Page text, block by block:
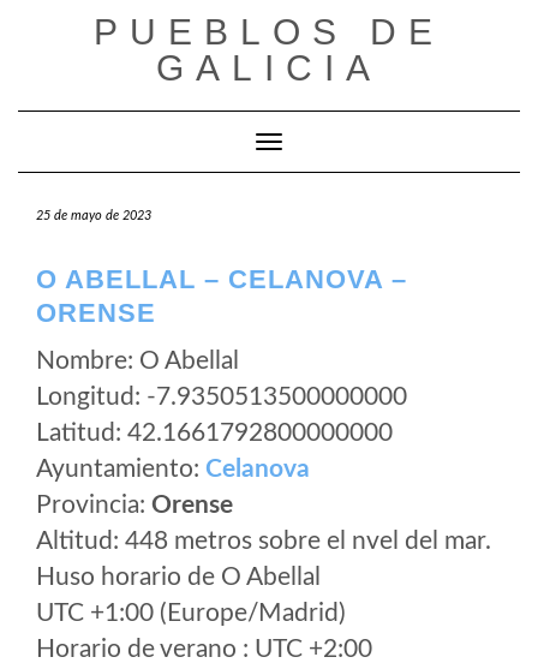
PUEBLOS DE
GALICIA
Cambiar modo de navegación
25 de mayo de 2023
O ABELLAL – CELANOVA –
ORENSE
Nombre: O Abellal
Longitud: -7.9350513500000000
Latitud: 42.1661792800000000
Ayuntamiento: Celanova
Provincia: Orense
Altitud: 448 metros sobre el nvel del mar.
Huso horario de O Abellal
UTC +1:00 (Europe/Madrid)
Horario de verano : UTC +2:00